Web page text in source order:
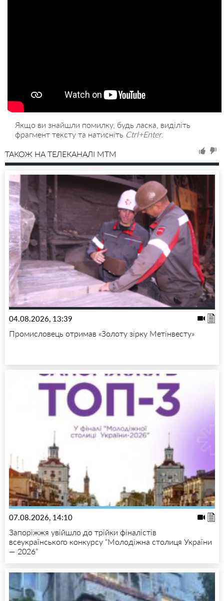
Якщо ви знайшли помилку, будь ласка, виділіть
фрагмент тексту та натисніть Ctrl+Enter.
ТАКОЖ НА ТЕЛЕКАНАЛІ MTM
04.08.2026, 13:39
Промисловець отримав «Золоту зірку Метінвесту»
07.08.2026, 14:10
Запоріжжя увійшло до трійки фіналістів
всеукраїнського конкурсу “Молодіжна столиця України
— 2026”